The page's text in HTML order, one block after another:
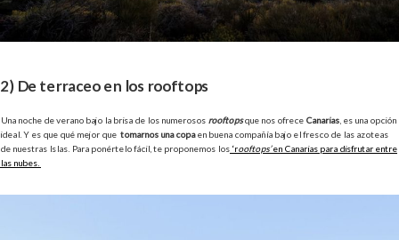
2) De terraceo en los rooftops
Una noche de verano bajo la brisa de los numerosos rooftopsque nos ofrece Canarias , es una opción
ideal. Y es que qué mejor que tomarnos una copaen buena compañía bajo el fresco de las azoteas
de nuestras Islas. Para ponértelo fácil, te proponemos los ‘rooftops’en Canarias para disfrutar entre
las nubes.